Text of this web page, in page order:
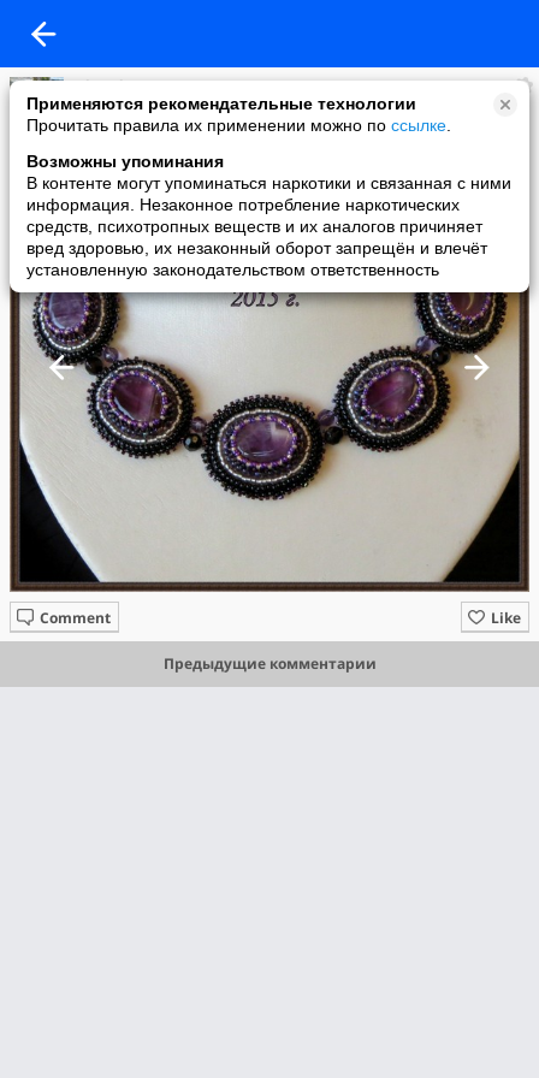
Применяются рекомендательные технологии
Прочитать правила их применении можно по ссылке
Возможны упоминания
В контенте могут упоминаться наркотики и связанная с ними
информация. Незаконное потребление наркотических
средств, психотропных веществ и их аналогов причиняет
вред здоровью, их незаконный оборот запрещён и влечёт
установленную законодательством ответственность
Eduard
added a photo
26 Jul в 16:27
Like
Comment
Предыдущие комментарии